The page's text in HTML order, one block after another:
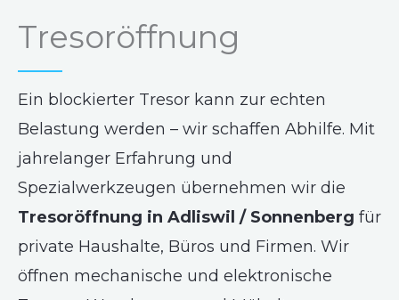
Tresoröffnung
Ein blockierter Tresor kann zur echten
Belastung werden – wir schaffen Abhilfe. Mit
jahrelanger Erfahrung und
Spezialwerkzeugen übernehmen wir die
Tresoröffnung in Adliswil / Sonnenberg für
private Haushalte, Büros und Firmen. Wir
öffnen mechanische und elektronische